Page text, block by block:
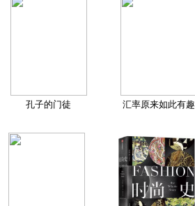
孔子的门徒 汇率原来如此有趣